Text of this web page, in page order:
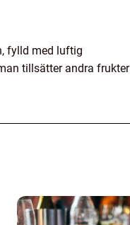
fylld med luftig
tillsätter andra frukter